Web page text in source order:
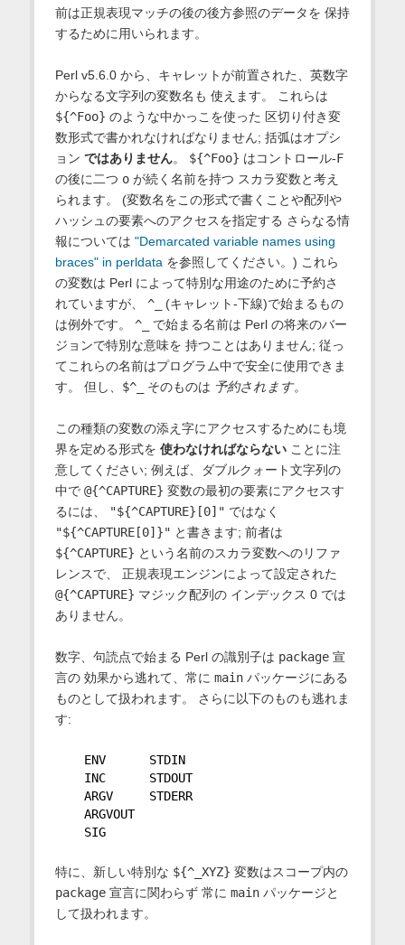
前は正規表現マッチの後の後方参照のデータを 保持
するために用いられます。
Perl v5.6.0 から、キャレットが前置された、英数字
からなる文字列の変数名も 使えます。 これらは
${^Foo} のような中かっこを使った 区切り付き変
数形式で書かれなければなりません; 括弧はオプシ
ョン ではありません。 ${^Foo} はコントロール-F
の後に二つ oが続く名前を持つ スカラ変数と考え
られます。 (変数名をこの形式で書くことや配列や
ハッシュの要素へのアクセスを指定する さらなる情
報については "Demarcated variable names using
braces" in perldata を参照してください。) これら
の変数は Perl によって特別な用途のために予約さ
れていますが、 ^_
(キャレット-下線)で始まるもの
は例外です。 ^_
で始まる名前は Perl の将来のバー
ジョンで特別な意味を 持つことはありません; 従っ
てこれらの名前はプログラム中で安全に使用できま
す。 但し、 $^_ そのものは 予約されます。
この種類の変数の添え字にアクセスするためにも境
界を定める形式を 使わなければならないことに注
意してください; 例えば、ダブルクォート文字列の
中で @{^CAPTURE} 変数の最初の要素にアクセスす
るには、
"${^CAPTURE}[0]" ではなく
"${^CAPTURE[0]}" と書きます; 前者は
${^CAPTURE} という名前のスカラ変数へのリファ
レンスで、 正規表現エンジンによって設定された
@{^CAPTURE} マジック配列の インデックス 0 では
ありません。
数字、句読点で始まる Perl の識別子は package宣
言の 効果から逃れて、常に mainパッケージにある
ものとして扱われます。 さらに以下のものも逃れま
す:
ENV      STDIN
INC      STDOUT
ARGV     STDERR
ARGVOUT
SIG
特に、新しい特別な ${^_XYZ} 変数はスコープ内の
package宣言に関わらず 常に mainパッケージと
して扱われます。